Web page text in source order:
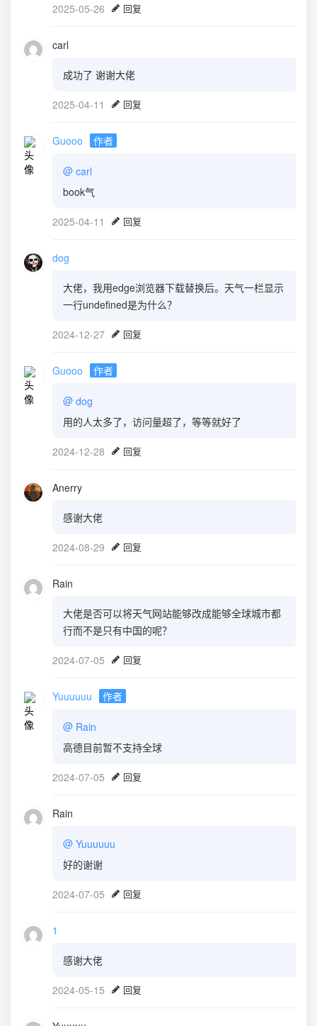
2025-05-26 回复
carl
成功了 谢谢大佬
2025-04-11 回复
Guooo 作者
@ carl
book气
2025-04-11 回复
dog
大佬，我用edge浏览器下载替换后。天气一栏显示
一行undefined是为什么？
2024-12-27 回复
Guooo 作者
@ dog
用的人太多了，访问量超了，等等就好了
2024-12-28 回复
Anerry
感谢大佬
2024-08-29 回复
Rain
大佬是否可以将天气网站能够改成能够全球城市都
行而不是只有中国的呢？
2024-07-05 回复
Yuuuuuu 作者
@ Rain
高德目前暂不支持全球
2024-07-05 回复
Rain
@ Yuuuuuu
好的谢谢
2024-07-05 回复
1
感谢大佬
2024-05-15 回复